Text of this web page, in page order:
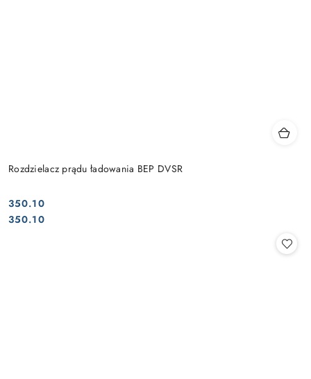
Rozdzielacz prądu ładowania BEP DVSR
Cena:
350.10
Cena:
350.10